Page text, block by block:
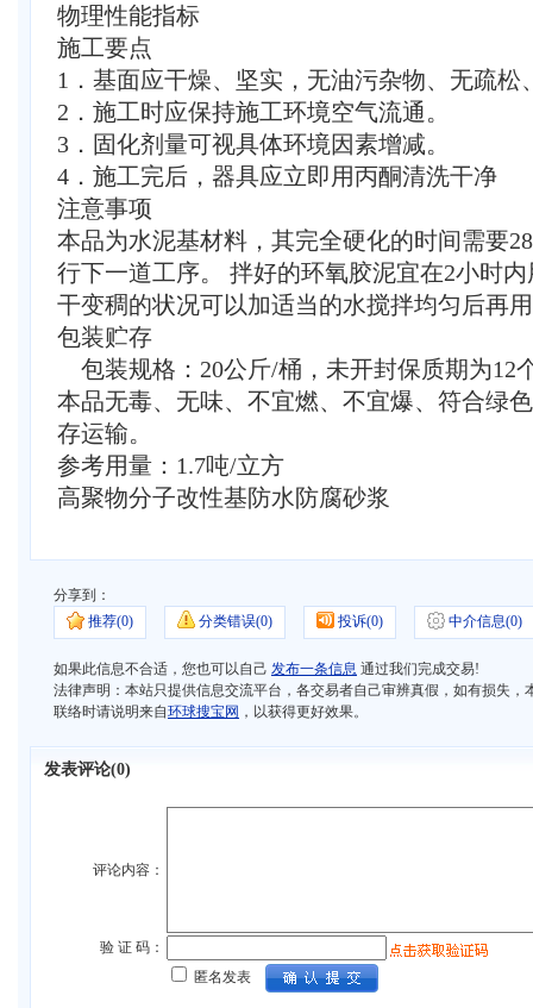
物理性能指标
施工要点
1．基面应干燥、坚实，无油污杂物、无疏松
2．施工时应保持施工环境空气流通。
3．固化剂量可视具体环境因素增减。
4．施工完后，器具应立即用丙酮清洗干净
注意事项
本品为水泥基材料，其完全硬化的时间需要
行下一道工序。 拌好的环氧胶泥宜在2小时
干变稠的状况可以加适当的水搅拌均匀后再
包装贮存
包装规格：20公斤/桶，未开封保质期为12
本品无毒、无味、不宜燃、不宜爆、符合绿
存运输。
参考用量：1.7吨/立方
高聚物分子改性基防水防腐砂浆
分享到：
推荐(0) 分类错误(0) 投诉(0) 中介信息(0)
如果此信息不合适，您也可以自己 发布一条信息 通过我们完成交易!
法律声明：本站只提供信息交流平台，各交易者自己审辨真假，如有损失，
联络时请说明来自环球搜宝网 ，以获得更好效果。
发表评论(0)
评论内容：
验 证 码：
匿名发表